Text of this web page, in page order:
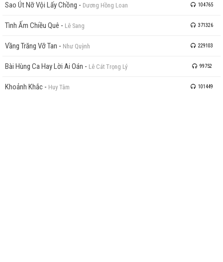
Sao Út Nỡ Vội Lấy Chồng - Dương Hồng Loan 104765
Tình Ấm Chiều Quê - Lê Sang 371326
Vầng Trăng Vỡ Tan - Như Quỳnh 229103
Bài Hùng Ca Hay Lời Ai Oán - Lê Cát Trọng Lý 99752
Khoảnh Khắc - Huy Tâm 101449